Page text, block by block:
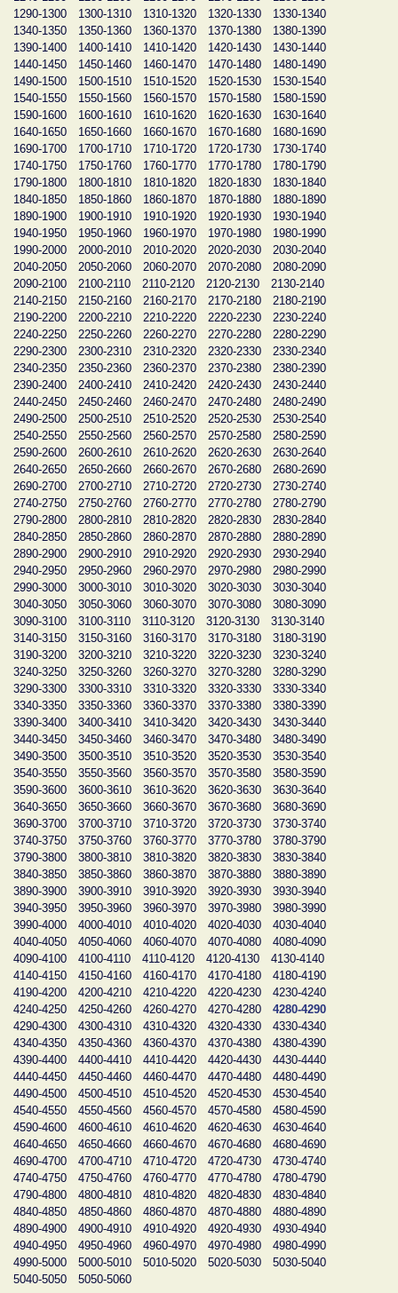
1290-1300
1300-1310 1310-1320 1320-1330
1330-1340
1340-1350
1350-1360 1360-1370 1370-1380
1380-1390
1390-1400
1400-1410 1410-1420 1420-1430
1430-1440
1440-1450
1450-1460 1460-1470 1470-1480
1480-1490
1490-1500
1500-1510 1510-1520 1520-1530
1530-1540
1540-1550
1550-1560 1560-1570 1570-1580
1580-1590
1590-1600
1600-1610 1610-1620 1620-1630
1630-1640
1640-1650
1650-1660 1660-1670 1670-1680
1680-1690
1690-1700
1700-1710 1710-1720 1720-1730
1730-1740
1740-1750
1750-1760 1760-1770 1770-1780
1780-1790
1790-1800
1800-1810 1810-1820 1820-1830
1830-1840
1840-1850
1850-1860 1860-1870 1870-1880
1880-1890
1890-1900
1900-1910 1910-1920 1920-1930
1930-1940
1940-1950
1950-1960 1960-1970 1970-1980
1980-1990
1990-2000
2000-2010 2010-2020 2020-2030
2030-2040
2040-2050
2050-2060 2060-2070 2070-2080
2080-2090
2090-2100
2100-2110 2110-2120 2120-2130
2130-2140
2140-2150
2150-2160 2160-2170 2170-2180
2180-2190
2190-2200
2200-2210 2210-2220 2220-2230
2230-2240
2240-2250
2250-2260 2260-2270 2270-2280
2280-2290
2290-2300
2300-2310 2310-2320 2320-2330
2330-2340
2340-2350
2350-2360 2360-2370 2370-2380
2380-2390
2390-2400
2400-2410 2410-2420 2420-2430
2430-2440
2440-2450
2450-2460 2460-2470 2470-2480
2480-2490
2490-2500
2500-2510 2510-2520 2520-2530
2530-2540
2540-2550
2550-2560 2560-2570 2570-2580
2580-2590
2590-2600
2600-2610 2610-2620 2620-2630
2630-2640
2640-2650
2650-2660 2660-2670 2670-2680
2680-2690
2690-2700
2700-2710 2710-2720 2720-2730
2730-2740
2740-2750
2750-2760 2760-2770 2770-2780
2780-2790
2790-2800
2800-2810 2810-2820 2820-2830
2830-2840
2840-2850
2850-2860 2860-2870 2870-2880
2880-2890
2890-2900
2900-2910 2910-2920 2920-2930
2930-2940
2940-2950
2950-2960 2960-2970 2970-2980
2980-2990
2990-3000
3000-3010 3010-3020 3020-3030
3030-3040
3040-3050
3050-3060 3060-3070 3070-3080
3080-3090
3090-3100
3100-3110 3110-3120 3120-3130
3130-3140
3140-3150
3150-3160 3160-3170 3170-3180
3180-3190
3190-3200
3200-3210 3210-3220 3220-3230
3230-3240
3240-3250
3250-3260 3260-3270 3270-3280
3280-3290
3290-3300
3300-3310 3310-3320 3320-3330
3330-3340
3340-3350
3350-3360 3360-3370 3370-3380
3380-3390
3390-3400
3400-3410 3410-3420 3420-3430
3430-3440
3440-3450
3450-3460 3460-3470 3470-3480
3480-3490
3490-3500
3500-3510 3510-3520 3520-3530
3530-3540
3540-3550
3550-3560 3560-3570 3570-3580
3580-3590
3590-3600
3600-3610 3610-3620 3620-3630
3630-3640
3640-3650
3650-3660 3660-3670 3670-3680
3680-3690
3690-3700
3700-3710 3710-3720 3720-3730
3730-3740
3740-3750
3750-3760 3760-3770 3770-3780
3780-3790
3790-3800
3800-3810 3810-3820 3820-3830
3830-3840
3840-3850
3850-3860 3860-3870 3870-3880
3880-3890
3890-3900
3900-3910 3910-3920 3920-3930
3930-3940
3940-3950
3950-3960 3960-3970 3970-3980
3980-3990
3990-4000
4000-4010 4010-4020 4020-4030
4030-4040
4040-4050
4050-4060 4060-4070 4070-4080
4080-4090
4090-4100
4100-4110 4110-4120 4120-4130
4130-4140
4140-4150
4150-4160 4160-4170 4170-4180
4180-4190
4190-4200
4200-4210 4210-4220 4220-4230
4230-4240
4240-4250
4250-4260 4260-4270 4270-4280
4280-4290
4290-4300
4300-4310 4310-4320 4320-4330
4330-4340
4340-4350
4350-4360 4360-4370 4370-4380
4380-4390
4390-4400
4400-4410 4410-4420 4420-4430
4430-4440
4440-4450
4450-4460 4460-4470 4470-4480
4480-4490
4490-4500
4500-4510 4510-4520 4520-4530
4530-4540
4540-4550
4550-4560 4560-4570 4570-4580
4580-4590
4590-4600
4600-4610 4610-4620 4620-4630
4630-4640
4640-4650
4650-4660 4660-4670 4670-4680
4680-4690
4690-4700
4700-4710 4710-4720 4720-4730
4730-4740
4740-4750
4750-4760 4760-4770 4770-4780
4780-4790
4790-4800
4800-4810 4810-4820 4820-4830
4830-4840
4840-4850
4850-4860 4860-4870 4870-4880
4880-4890
4890-4900
4900-4910 4910-4920 4920-4930
4930-4940
4940-4950
4950-4960 4960-4970 4970-4980
4980-4990
4990-5000
5000-5010 5010-5020 5020-5030
5030-5040
5040-5050
5050-5060